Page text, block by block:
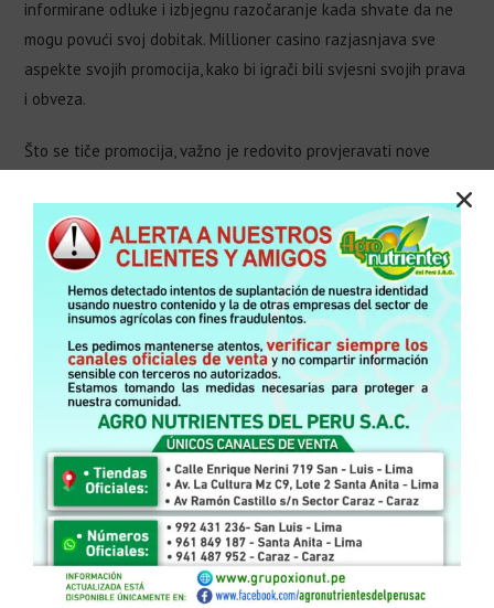
informirane odluke i izbjegnu razočaranje kada shvate da ne
mogu povući svoj dobitak. Millioner casino razjasnjava sve
aspekte svojih promocija, kako bi igrači bili svjesni svojih prava
i obveza.
Što se tiče promocija, važno je redovito provjeravati nove
razlika u bonusima može pomoći igračima da maksimiziraju
svoje šanse za dobitak i izbjegnu zamke koje donosi
neinformiranost. Na kraju, odgovorno kockanje podrazumijeva i
kritičko razmatranje ponuda koje se nude.